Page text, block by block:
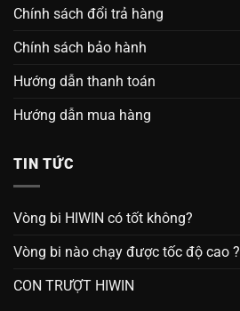
Chính sách đổi trả hàng
Chính sách bảo hành
Hướng dẫn thanh toán
Hướng dẫn mua hàng
TIN TỨC
Vòng bi HIWIN có tốt không?
Vòng bi nào chạy được tốc độ cao ?
CON TRƯỢT HIWIN